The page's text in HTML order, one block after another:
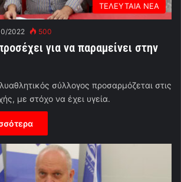
ΤΕΛΕΥΤΑΙΑ ΝΕΑ
2022 500
για να παραμείνει στην
σύλλογος προσαρμόζεται στις
με στόχο να έχει υγεία.